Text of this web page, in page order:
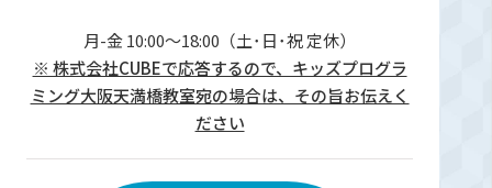
月-金 10:00～18:00（土･日･祝 定休）
※ 株式会社CUBEで応答するので、キッズプログラ
ミング大阪天満橋教室宛の場合は、その旨お伝えく
ださい